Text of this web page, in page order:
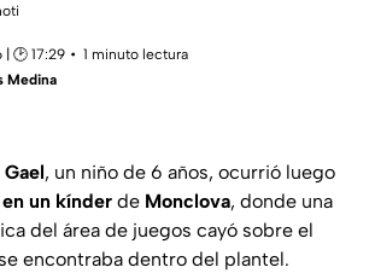
🕑 17:29
1 minuto lectura
Medina
Gael, un niño de 6 años, ocurrió luego
un kínder de Monclova, donde una
del área de juegos cayó sobre el
encontraba dentro del plantel.